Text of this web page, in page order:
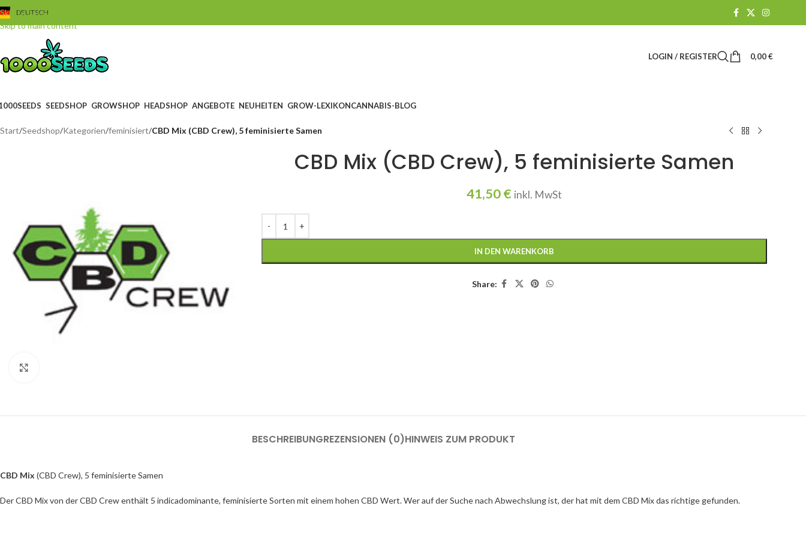
Skip to navigation
Skip to main content
DEUTSCH
LOGIN / REGISTER 0,00€
SEEDSHOP GROWSHOP HEADSHOP ANGEBOTE NEUHEITEN GROW-LEXIKONCANNABIS-BLOG
Start/Seedshop/Kategorien/feminisiert/CBD Mix (CBD Crew), 5 feminisierte Samen
CBD Mix (CBD Crew), 5 feminisierte Samen
41,50€ inkl. MwSt
IN DEN WARENKORB
Share:
BESCHREIBUNGREZENSIONEN (0)HINWEIS ZUM PRODUKT
CBD Mix (CBD Crew), 5 feminisierte Samen
Der CBD Mix von der CBD Crew enthält 5 indicadominante, feminisierte Sorten mit einem hohen CBD Wert. Wer auf der Suche nach Abwechslung ist, der hat mit dem CBD Mix das richtige gefunden.